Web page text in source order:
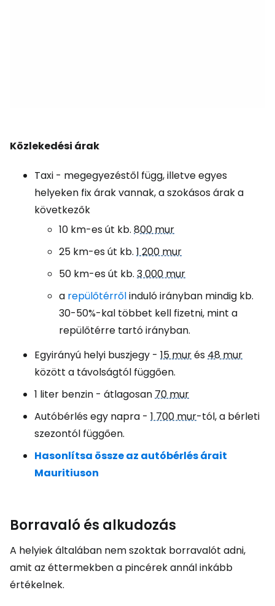
Közlekedési árak
Taxi - megegyezéstől függ, illetve egyes
helyeken fix árak vannak, a szokásos árak a
következők
10 km-es út kb. 800 mur
25 km-es út kb. 1 200 mur
50 km-es út kb. 3 000 mur
a repülőtérrőlinduló irányban mindig kb.
30-50%-kal többet kell fizetni, mint a
repülőtérre tartó irányban.
Egyirányú helyi buszjegy - 15 murés48 mur
között a távolságtól függően.
1 liter benzin - átlagosan70 mur
Autóbérlés egy napra - 1 700 mur-tól, a bérleti
szezontól függően.
Hasonlítsa össze az autóbérlés árait
Mauritiuson
Borravaló és alkudozás
A helyiek általában nem szoktak borravalót adni,
amit az éttermekben a pincérek annál inkább
értékelnek.